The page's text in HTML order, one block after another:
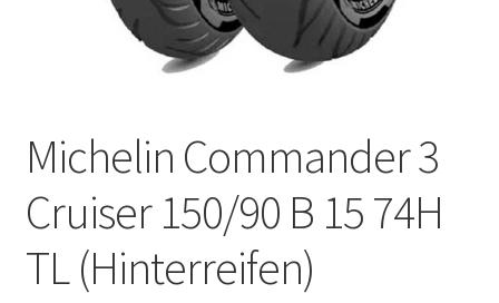
Michelin Commander 3
Cruiser 150/90 B 15 74H
TL (Hinterreifen)